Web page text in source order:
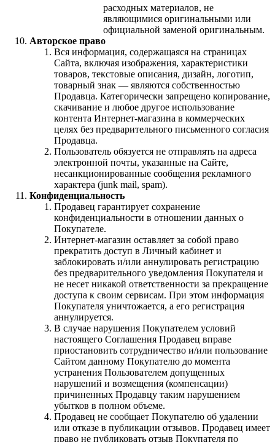
расходных материалов, не
являющимися оригинальными или
официальной заменой оригинальным.
Авторское право
Вся информация, содержащаяся на страницах
Сайта, включая изображения, характеристики
товаров, текстовые описания, дизайн, логотип,
товарный знак — являются собственностью
Продавца. Категорически запрещено копирование,
скачивание и любое другое использование
контента Интернет-магазина в коммерческих
целях без предварительного письменного согласия
Продавца.
Пользователь обязуется не отправлять на адреса
электронной почты, указанные на Сайте,
несанкционированные сообщения рекламного
характера (junk mail, spam).
Конфиденциальность
Продавец гарантирует сохранение
конфиденциальности в отношении данных о
Покупателе.
Интернет-магазин оставляет за собой право
прекратить доступ в Личный кабинет и
заблокировать и/или аннулировать регистрацию
без предварительного уведомления Покупателя и
не несет никакой ответственности за прекращение
доступа к своим сервисам. При этом информация
Покупателя уничтожается, а его регистрация
аннулируется.
В случае нарушения Покупателем условий
настоящего Соглашения Продавец вправе
приостановить сотрудничество и/или пользование
Сайтом данному Покупателю до момента
устранения Пользователем допущенных
нарушений и возмещения (компенсации)
причиненных Продавцу таким нарушением
убытков в полном объеме.
Продавец не сообщает Покупателю об удалении
или отказе в публикации отзывов. Продавец имеет
право не публиковать отзыв Покупателя по